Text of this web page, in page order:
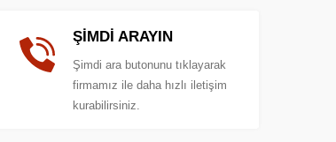
ŞİMDİ ARAYIN
Şimdi ara butonunu tıklayarak
firmamız ile daha hızlı iletişim
kurabilirsiniz.